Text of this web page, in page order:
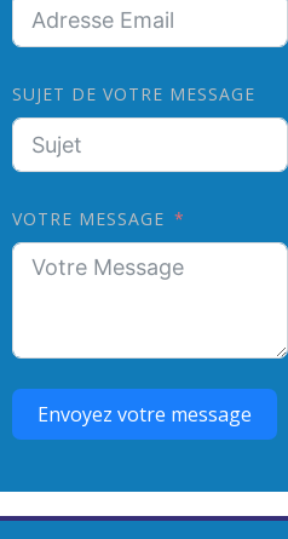
SUJET DE VOTRE MESSAGE
VOTRE MESSAGE
Envoyez votre message